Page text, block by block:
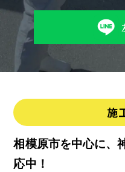
相模原市を中心に、
応中！